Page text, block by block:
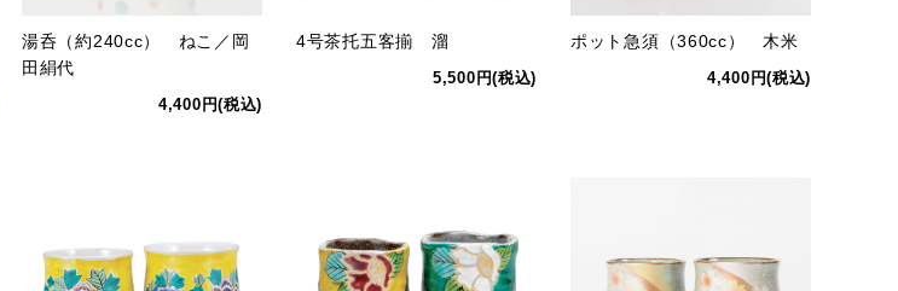
湯呑（約240cc） ねこ／岡
田絹代
4,400円(税込)
4号茶托五客揃 溜
5,500円(税込)
ポット急須（360cc） 木米
4,400円(税込)